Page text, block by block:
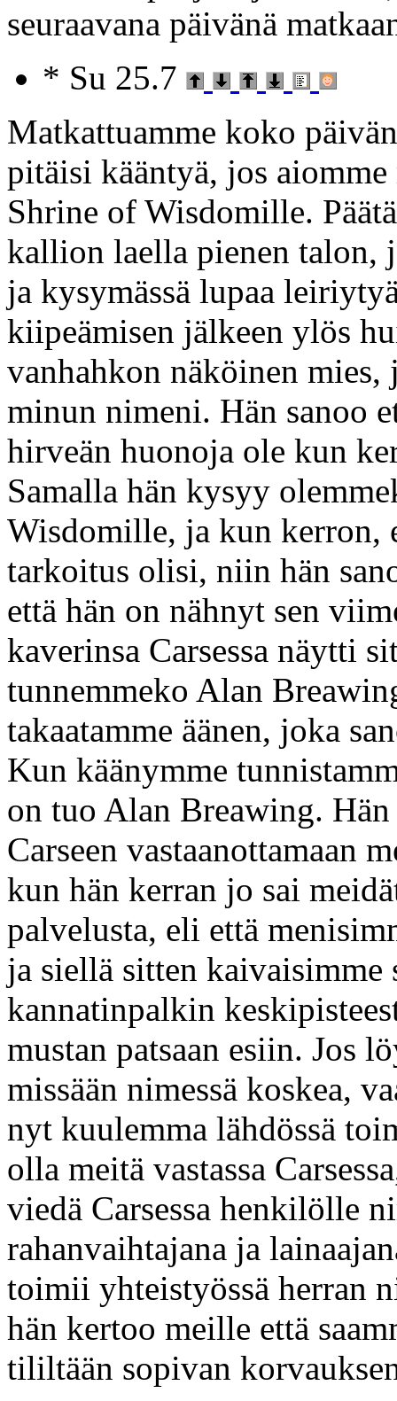
seuraavana päivänä
* Su 25.7
Matkattuamme koko
pitäisi kääntyä, jos
Shrine of Wisdomille.
kallion laella pienen talon,
ja kysymässä lupaa
kiipeämisen jälkeen ylös
vanhahkon näköinen
minun nimeni. Hän sanoo
hirveän huonoja ole kun
Samalla hän kysyy
Wisdomille, ja kun kerron,
tarkoitus olisi, niin hän
että hän on nähnyt sen
kaverinsa Carsessa näytti
tunnemmeko Alan
takaatamme äänen, joka
Kun käänymme
on tuo Alan Breawing.
Carseen vastaanottamaan
kun hän kerran jo sai
palvelusta, eli että
ja siellä sitten
kannatinpalkin
mustan patsaan esiin. Jos
missään nimessä koskea,
nyt kuulemma lähdössä
olla meitä vastassa
viedä Carsessa henkilölle
rahanvaihtajana ja
toimii yhteistyössä herran
hän kertoo meille että
tililtään sopivan